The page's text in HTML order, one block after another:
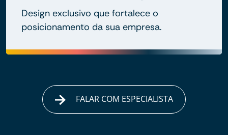
Design exclusivo que fortalece o
posicionamento da sua empresa.
FALAR COM ESPECIALISTA